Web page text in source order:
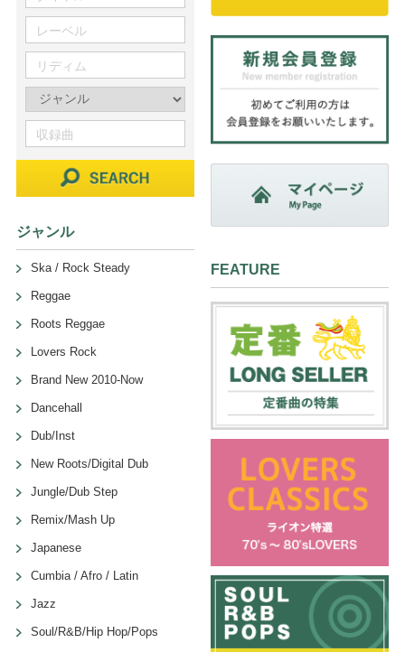
ジャンル
Ska / Rock Steady
Reggae
Roots Reggae
Lovers Rock
Brand New 2010-Now
Dancehall
Dub/Inst
New Roots/Digital Dub
Jungle/Dub Step
Remix/Mash Up
Japanese
Cumbia / Afro / Latin
Jazz
Soul/R&B/Hip Hop/Pops
FEATURE